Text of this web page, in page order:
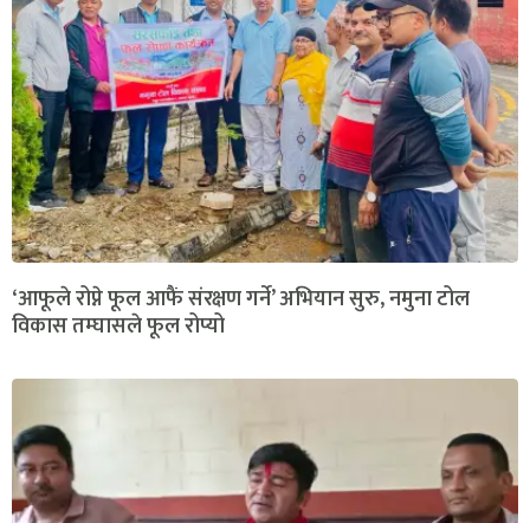
‘आफूले रोप्ने फूल आफैं संरक्षण गर्ने’ अभियान सुरु, नमुना टोल
विकास तम्घासले फूल रोप्यो